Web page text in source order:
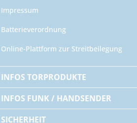
Impressum
Batterieverordnung
Online-Plattform zur Streitbeilegung
INFOS TORPRODUKTE
INFOS FUNK / HANDSENDER
SICHERHEIT